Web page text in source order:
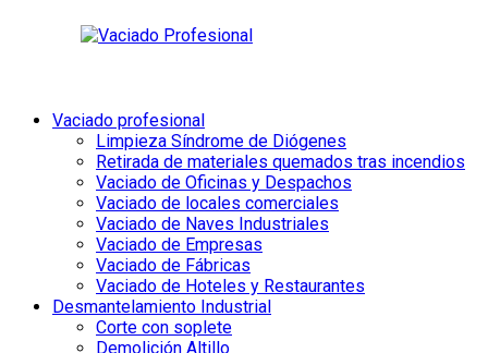
Vaciado profesional
Limpieza Síndrome de Diógenes
Retirada de materiales quemados tras incendios
Vaciado de Oficinas y Despachos
Vaciado de locales comerciales
Vaciado de Naves Industriales
Vaciado de Empresas
Vaciado de Fábricas
Vaciado de Hoteles y Restaurantes
Desmantelamiento Industrial
Corte con soplete
Demolición Altillo